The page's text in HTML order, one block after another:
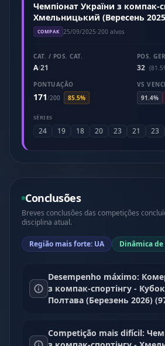
Чемпіонат України з компак-
Хмельницький (Вересень
COMPAK 25/09/2025·200 alvos
CAT. / POS. CAT.
A/21
POS.
32
PONTUAÇÃO
171/200 85.5%
VS
91.4%
SÉRIES
24 19 18 20 23 21 23
Conclusões
Breves conclusões das competições
disciplina atual.
Região mais forte: UA Dinâmica de
Desempenho máximo:
з компак-спортінгу -
Полтава (Березень 2026)
Competição mais difícil: